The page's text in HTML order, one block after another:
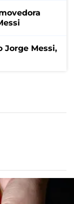
Jorge Messi,